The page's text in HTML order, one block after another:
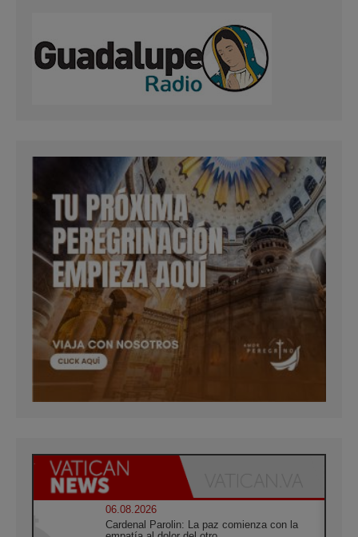
06.08.2026
Cardenal Parolin: La paz comienza con la